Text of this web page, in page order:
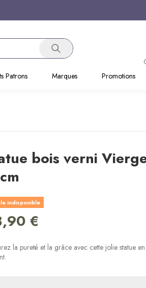
Patrons Marques Promotions
bois verni
indisponible
€
la pureté et la grâce avec cette jolie statue